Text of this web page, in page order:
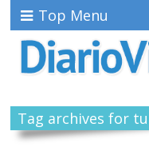
Top Menu
Tag archives for